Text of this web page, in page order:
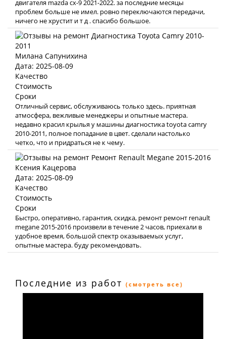
двигателя mazda cx-9 2021-2022. за последние месяцы
проблем больше не имел. ровно переключаются передачи,
ничего не хрустит и т д . спасибо большое.
Милана Сапунихина
Дата: 2025-08-09
Качество
Стоимость
Сроки
Отличный сервис, обслуживаюсь только здесь. приятная
атмосфера, вежливые менеджеры и опытные мастера.
недавно красил крылья у машины диагностика toyota camry
2010-2011, полное попадание в цвет. сделали настолько
четко, что и придраться не к чему.
Ксения Кацерова
Дата: 2025-08-09
Качество
Стоимость
Сроки
Быстро, оперативно, гарантия, скидка, ремонт ремонт renault
megane 2015-2016 произвели в течение 2 часов, приехали в
удобное время, большой спектр оказываемых услуг,
опытные мастера. буду рекомендовать.
Последние из работ (смотреть все)